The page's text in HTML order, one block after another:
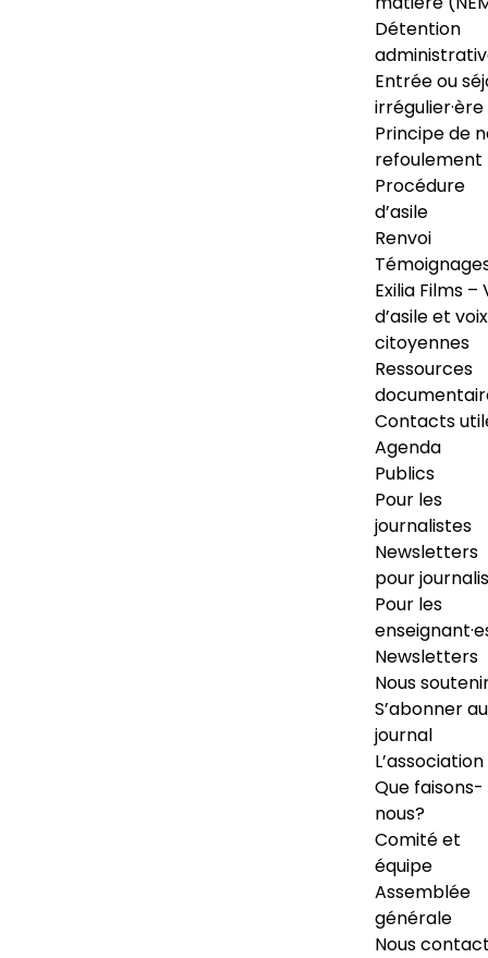
Détention
Entrée ou
irrégulier·ère
Principe de
refoulement
Procédure
d’asile
Renvoi
Exilia Films –
d’asile et voix
citoyennes
Ressources
Contacts
Agenda
Publics
Pour les
journalistes
Newsletters
pour
Pour les
Newsletters
Nous
S’abonner au
journal
L’association
Que faisons-
nous?
Comité et
équipe
Assemblée
générale
Nous